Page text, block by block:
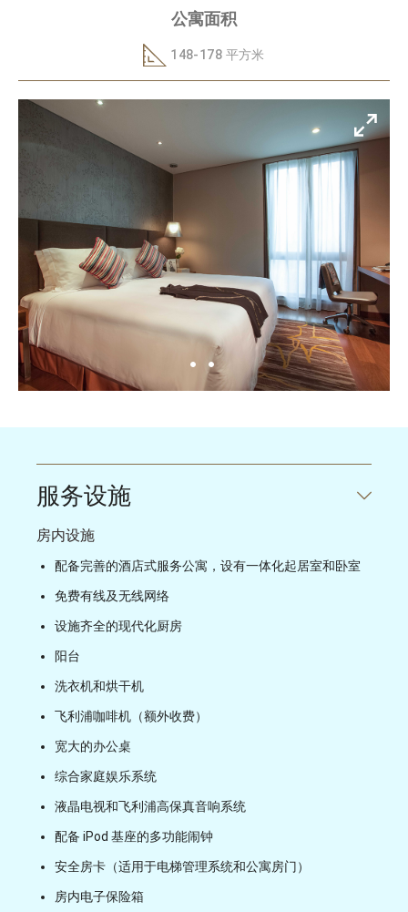
公寓面积
148-178 平方米
服务设施
房内设施
配备完善的酒店式服务公寓，设有一体化起居室和卧室
免费有线及无线网络
设施齐全的现代化厨房
阳台
洗衣机和烘干机
飞利浦咖啡机（额外收费）
宽大的办公桌
综合家庭娱乐系统
液晶电视和飞利浦高保真音响系统
配备 iPod 基座的多功能闹钟
安全房卡（适用于电梯管理系统和公寓房门）
房内电子保险箱